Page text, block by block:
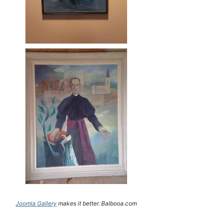
Joomla Gallery makes it better. Balbooa.com